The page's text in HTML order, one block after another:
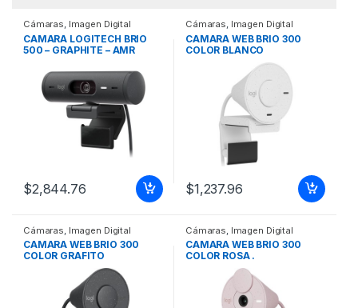
Cámaras, Imagen Digital
CAMARA LOGITECH BRIO
500 – GRAPHITE – AMR
$2,844.76
Cámaras, Imagen Digital
CAMARA WEB BRIO 300
COLOR BLANCO
$1,237.96
Cámaras Imagen Digital
CAMARA WEB BRIO 300
COLOR GRAFITO
Cámaras Imagen Digital
CAMARA WEB BRIO 300
COLOR ROSA .